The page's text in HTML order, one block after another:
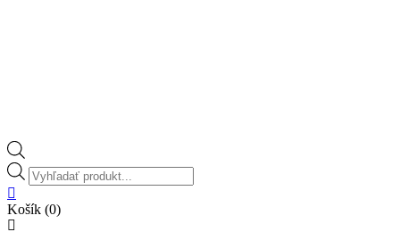
Vyhľadávanie
produktov
Košík (0)